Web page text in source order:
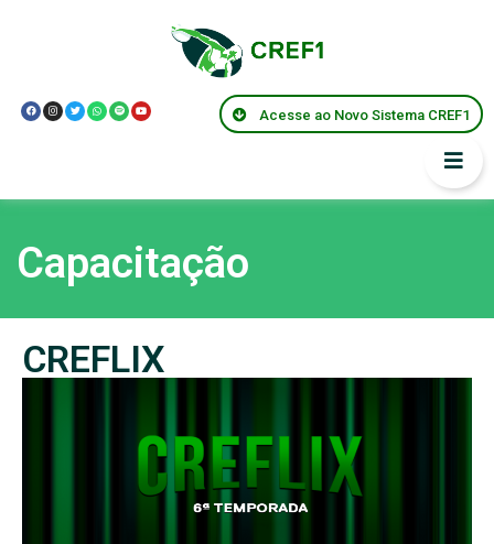
Acesse ao Novo Sistema CREF1
Capacitação
CREFLIX